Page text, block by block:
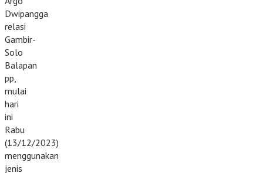
Dwipangga
relasi
Gambir-
Solo
Balapan
pp,
mulai
hari
ini
Rabu
(13/12/2023)
menggunakan
jenis